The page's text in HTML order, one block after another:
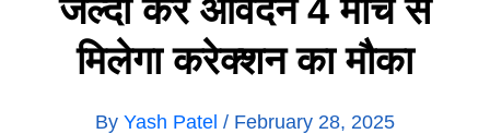
जल्दी करें आवेदन 4 मार्च से
मिलेगा करेक्शन का मौका
By Yash Patel / February 28, 2025